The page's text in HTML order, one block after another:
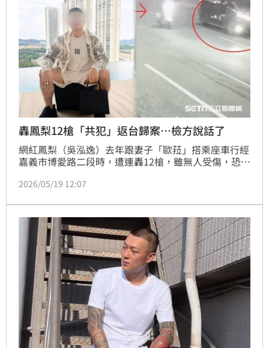
轟鳳梨12槍「共犯」返台歸案…檢方說話了
網紅鳳梨（吳泓逸）去年跟妻子「歐菈」搭乘座車行經
嘉義市博愛路二段時，遭連轟12槍，雖無人受傷，恐嚇
的陳冠璋出境馬來西亞被通緝，他透過管道傳話，強調
入境時，已依法將他逮捕歸案。
2026/05/19 12:07